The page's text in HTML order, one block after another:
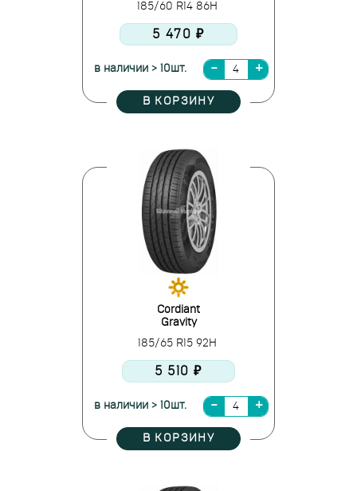
185/60 R14 86H
5 470 ₽
в наличии > 10шт.
В КОРЗИНУ
Cordiant
Gravity
185/65 R15 92H
5 510 ₽
в наличии > 10шт.
В КОРЗИНУ